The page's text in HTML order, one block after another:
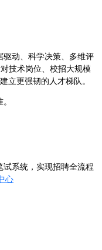
驱动、科学决策、多维评
技术岗位、校招大规模
立更强韧的人才梯队。
试系统，实现招聘全流程
心